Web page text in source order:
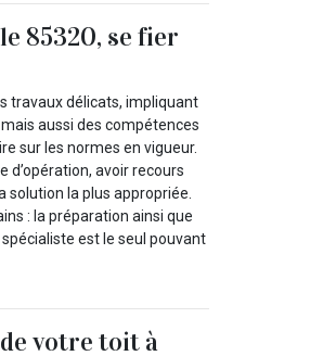
85320, se fier
travaux délicats, impliquant
aussi des compétences
sur les normes en vigueur.
d’opération, avoir recours
solution la plus appropriée.
: la préparation ainsi que
est le seul pouvant
votre toit à